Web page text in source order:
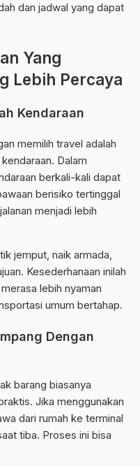
dan jadwal yang dapat
Yang
Lebih Percaya
Kendaraan
memilih travel adalah
Dalam
berkali-kali dapat
berisiko tertinggal
menjadi lebih
jemput, naik armada,
Kesederhanaan inilah
lebih nyaman
umum bertahap.
Dengan
barang biasanya
Jika menggunakan
dari rumah ke terminal
tiba. Proses ini bisa